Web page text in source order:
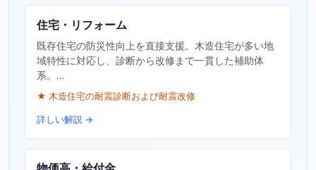
住宅・リフォーム
既存住宅の防災性向上を直接支援。木造住宅が多い地
域特性に対応し、診断から改修まで一貫した補助体
系。…
★ 木造住宅の耐震診断および耐震改修
詳しい解説 →